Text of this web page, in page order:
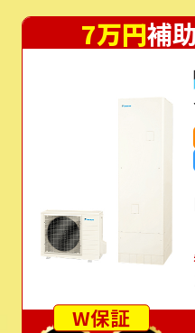
7万円補
W保証